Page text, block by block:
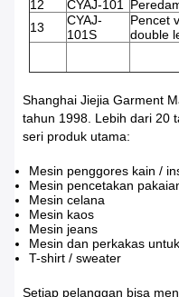
12
CYAJ-101
13
CYAJ-
101S
Pencet
double
Shanghai Jiejia Garment
tahun 1998. Lebih dari 20
seri produk utama:
Mesin penggores kain /
Mesin pencetakan
Mesin celana
Mesin kaos
Mesin jeans
Mesin dan perkakas
T-shirt / sweater
Setiap pelanggan bisa